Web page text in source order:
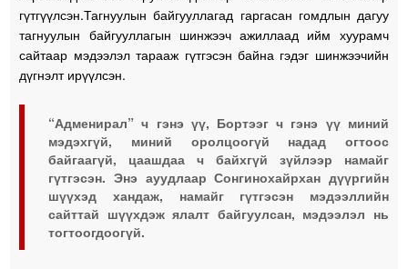
гүтгүүлсэн.Тагнуулын байгууллагад гаргасан гомдлын дагуу
тагнуулын байгууллагын шинжээч ажиллаад ийм хуурамч
сайтаар мэдээлэл тарааж гүтгэсэн байна гэдэг шинжээчийн
дүгнэлт ирүүлсэн.
“Адменирал” ч гэнэ үү, Бортээг ч гэнэ үү миний
мэдэхгүй, миний оролцоогүй надад огтоос
байгаагүй, цаашдаа ч байхгүй зүйлээр намайг
гүтгэсэн. Энэ ауудлаар Сонгинохайрхан дүүргийн
шүүхэд хандаж, намайг гүтгэсэн мэдээллийн
сайттай шүүхдэж ялалт байгуулсан, мэдээлэл нь
тогтоогдоогүй.